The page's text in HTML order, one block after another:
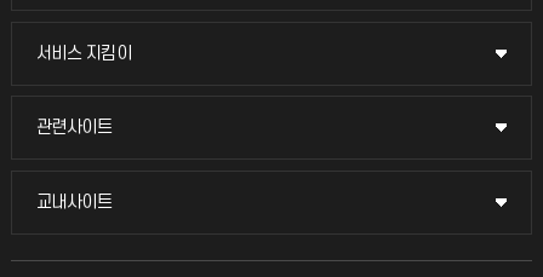
교무회의방송
서비스 지킴이
서비스 지킴이
묻고 답하기
관련사이트
관련사이트
국방헬프콜
교내사이트
교내사이트
교수회